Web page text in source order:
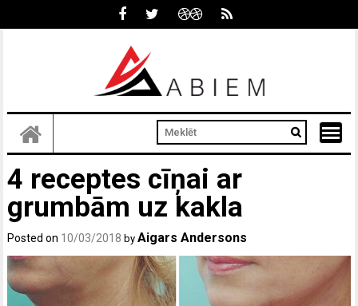
4 receptes cīņai ar
grumbām uz kakla
Posted on 10/03/2018 byAigars Andersons